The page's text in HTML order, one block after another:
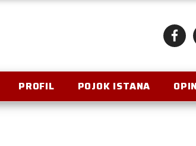
PROFIL POJOK ISTANA